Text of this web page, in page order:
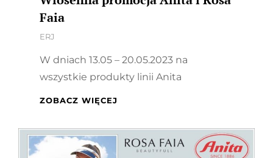
Faia
By
ERJ
W dniach 13.05 – 20.05.2023 na
wszystkie produkty linii Anita
ZOBACZ WIĘCEJ
I
ROSA